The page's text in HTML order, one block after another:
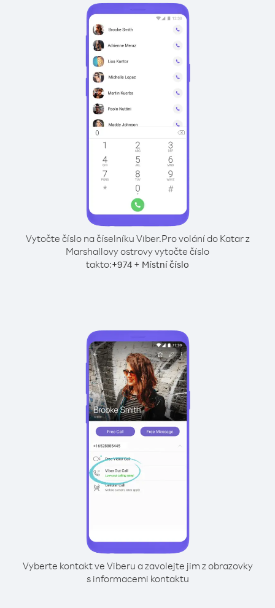
Vytočte číslo na číselníku Viber.Pro volání do Katar z
Marshallovy ostrovy vytočte číslo
takto:+974 + Místní číslo
Vyberte kontakt ve Viberu a zavolejte jim z obrazovky
s informacemi kontaktu